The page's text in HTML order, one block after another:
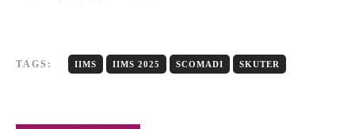
TAGS: IIMS IIMS 2025 SCOMADI SKUTER